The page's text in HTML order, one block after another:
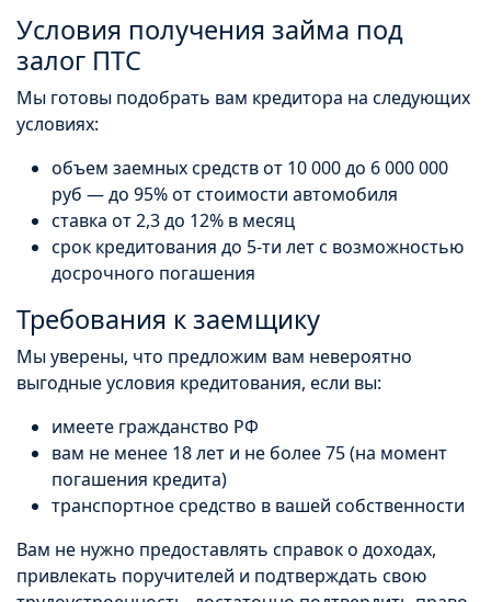
Условия получения займа под
залог ПТС
Мы готовы подобрать вам кредитора на следующих
условиях:
объем заемных средств от 10 000 до 6 000 000
руб — до 95% от стоимости автомобиля
ставка от 2,3 до 12% в месяц
срок кредитования до 5-ти лет с возможностью
досрочного погашения
Требования к заемщику
Мы уверены, что предложим вам невероятно
выгодные условия кредитования, если вы:
имеете гражданство РФ
вам не менее 18 лет и не более 75 (на момент
погашения кредита)
транспортное средство в вашей собственности
Вам не нужно предоставлять справок о доходах,
привлекать поручителей и подтверждать свою